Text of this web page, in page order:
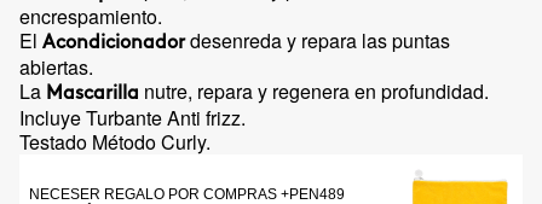
encrespamiento.
El Acondicionador desenreda y repara las puntas
abiertas.
La Mascarilla nutre, repara y regenera en profundidad.
Incluye Turbante Anti frizz.
Testado Método Curly.
NECESER REGALO POR COMPRAS +PEN489